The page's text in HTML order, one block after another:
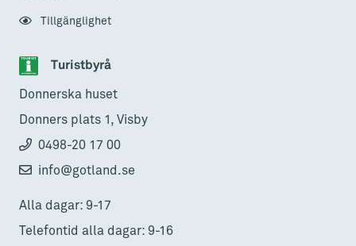
Turistbyrå
Donnerska huset
Donners plats 1, Visby
0498-20 17 00
info@gotland.se
Alla dagar: 9-17
Telefontid alla dagar: 9-16
Tillgänglighet